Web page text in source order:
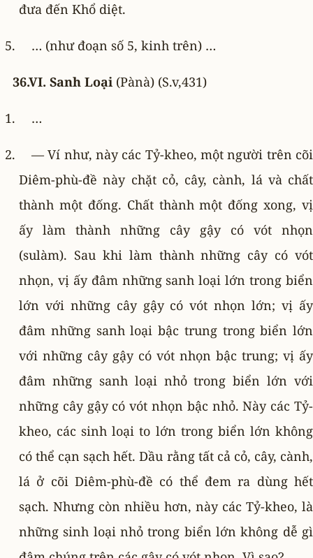
đưa đến Khổ diệt.
… (như đoạn số 5, kinh trên) …
36.VI. Sanh Loại (Pànà) (S.v,431)
…
— Ví như, này các Tỷ-kheo, một người trên cõi
Diêm-phù-đề này chặt cỏ, cây, cành, lá và chất
thành một đống. Chất thành một đống xong, vị
ấy làm thành những cây gậy có vót nhọn
(sulàm). Sau khi làm thành những cây có vót
nhọn, vị ấy đâm những sanh loại lớn trong biển
lớn với những cây gậy có vót nhọn lớn; vị ấy
đâm những sanh loại bậc trung trong biển lớn
với những cây gậy có vót nhọn bậc trung; vị ấy
đâm những sanh loại nhỏ trong biển lớn với
những cây gậy có vót nhọn bậc nhỏ. Này các Tỷ-
kheo, các sinh loại to lớn trong biển lớn không
có thể cạn sạch hết. Dầu rằng tất cả cỏ, cây, cành,
lá ở cõi Diêm-phù-đề có thể đem ra dùng hết
sạch. Nhưng còn nhiều hơn, này các Tỷ-kheo, là
những sinh loại nhỏ trong biển lớn không dễ gì